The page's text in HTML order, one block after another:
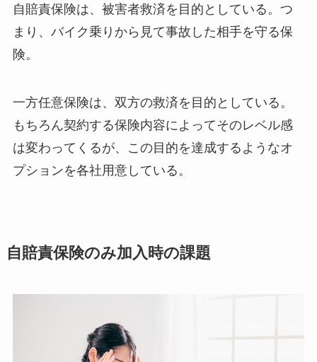
自賠責保険は、被害者救済を目的としている。つ
まり、バイク乗りから見て事故した相手を守る保
険。
一方任意保険は、双方の救済を目的としている。
もちろん契約する保険内容によってそのレベル感
は変わってくるが、この目的を達成するようなオ
プションを各社用意している。
自賠責保険のみ加入時の課題